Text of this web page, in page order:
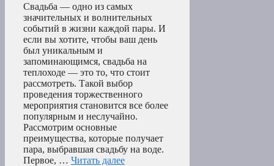
Свадьба — одно из самых
значительных и волнительных
событий в жизни каждой пары. И
если вы хотите, чтобы ваш день
был уникальным и
запоминающимся, свадьба на
теплоходе — это то, что стоит
рассмотреть. Такой выбор
проведения торжественного
мероприятия становится все более
популярным и неслучайно.
Рассмотрим основные
преимущества, которые получает
пара, выбравшая свадьбу на воде.
Первое, … Читать далее